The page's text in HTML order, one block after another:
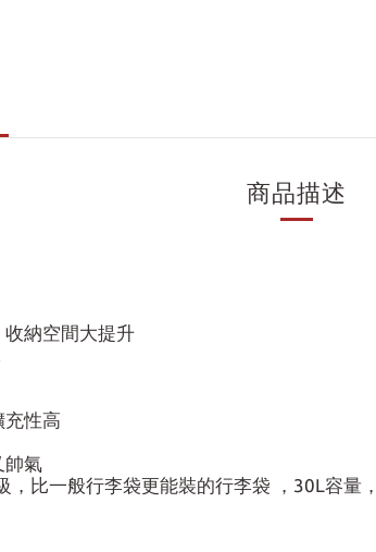
商品描述
納空間大提升
性高
帥氣
，比一般行李袋更能裝的行李袋 ，30L容量